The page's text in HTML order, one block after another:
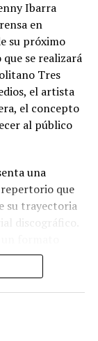
Ibarra
en
su próximo
se realizará
Tres
el artista
el concepto
al público
una
que
su trayectoria
discográfico.
de
una